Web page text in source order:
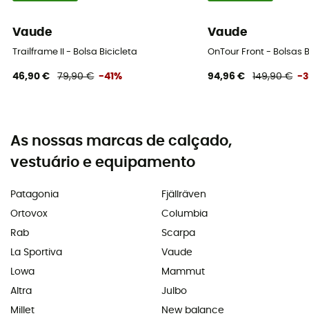
Vaude
Trailframe II - Bolsa Bicicleta
46,90 € 79,90 € -41%
Vaude
OnTour Front - Bolsas
94,96 € 149,90 € -
As nossas marcas de calçado,
vestuário e equipamento
Patagonia
Ortovox
Rab
La Sportiva
Lowa
Altra
Millet
Fjällräven
Columbia
Scarpa
Vaude
Mammut
Julbo
New balance